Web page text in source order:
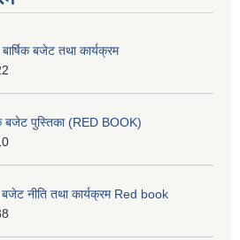
बजेट तथा कार्यक्रम
बजेट पुस्तिका (RED BOOK)
नीति तथा कार्यक्रम Red book